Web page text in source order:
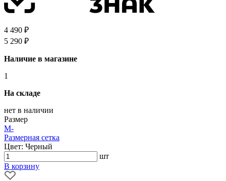
4 490 ₽
5 290 ₽
Наличие в магазине
1
На складе
нет в наличии
Размер
M-
Размерная сетка
Цвет: Черный
шт
В корзину